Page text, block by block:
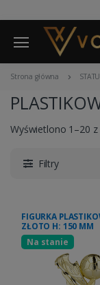
Strona główna
Wyświetlono 1–20
Filtry
FIGURKA
ZŁOTO H: 150 MM
Na stanie